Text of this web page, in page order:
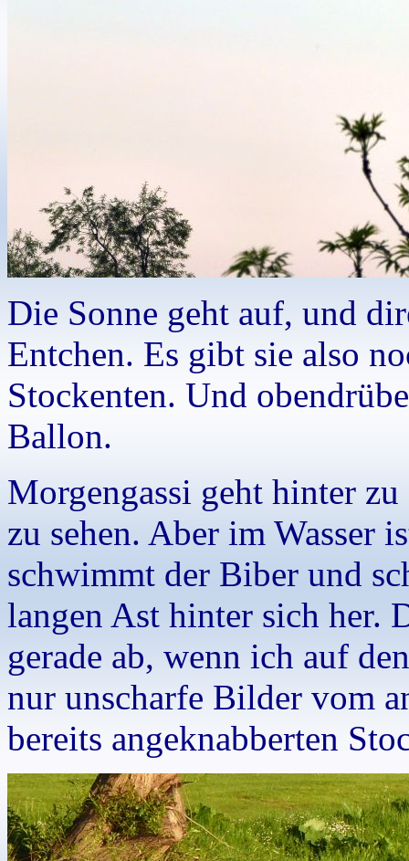
Die Sonne geht auf, und
Entchen. Es gibt sie also
Stockenten. Und
Ballon.
Morgengassi geht hinter
zu sehen. Aber im Wasser
schwimmt der Biber und
langen Ast hinter sich her.
gerade ab, wenn ich auf
nur unscharfe Bilder vom
bereits angeknabberten